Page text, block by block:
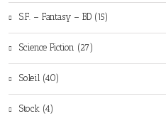
S.F. – Fantasy – BD (15)
Science Fiction (27)
Soleil (40)
Stock (4)